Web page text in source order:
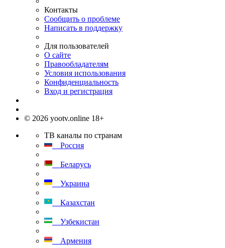
Контакты
Сообщить о проблеме
Написать в поддержку
Для пользователей
О сайте
Правообладателям
Условия использования
Конфиденциальность
Вход и регистрация
© 2026 yootv.online 18+
ТВ каналы по странам
Россия
Беларусь
Украина
Казахстан
Узбекистан
Армения